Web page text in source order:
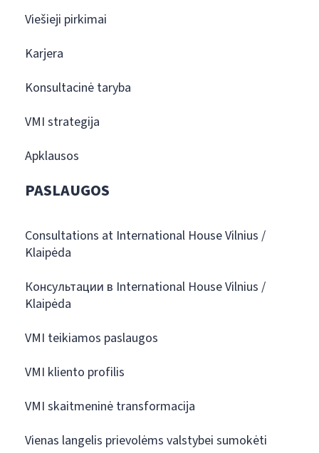
Viešieji pirkimai
Karjera
Konsultacinė taryba
VMI strategija
Apklausos
PASLAUGOS
Consultations at International House Vilnius /
Klaipėda
Консультации в International House Vilnius /
Klaipėda
VMI teikiamos paslaugos
VMI kliento profilis
VMI skaitmeninė transformacija
Vienas langelis prievolėms valstybei sumokėti